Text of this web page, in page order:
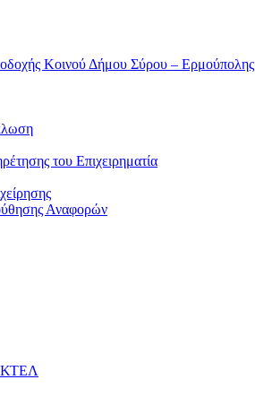
Κοινού Δήμου Σύρου – Ερμούπολης
του Επιχειρηματία
Αναφορών
ΚΤΕΛ